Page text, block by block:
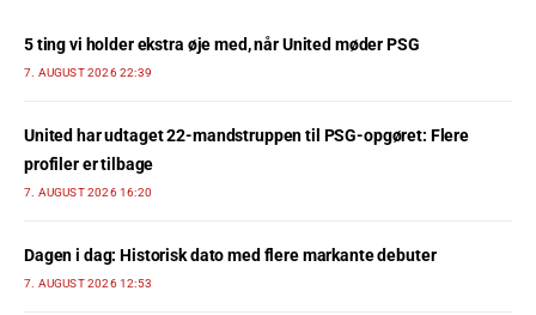
5 ting vi holder ekstra øje med, når United møder PSG
7. AUGUST 2026 22:39
United har udtaget 22-mandstruppen til PSG-opgøret: Flere
profiler er tilbage
7. AUGUST 2026 16:20
Dagen i dag: Historisk dato med flere markante debuter
7. AUGUST 2026 12:53